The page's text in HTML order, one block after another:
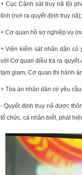
+ Cục Cảnh sát truy nã tội
tỉnh (nơi ra quyết định truy nã);
+ Cơ quan hồ sơ nghiệp vụ
+ Viện kiểm sát nhân dân có
với Cơ quan điều tra ra quyết
tạm giam, Cơ quan thi hành
+ Tòa án nhân dân có yêu
- Quyết định truy nã được
tổ chức, cá nhân biết, phát